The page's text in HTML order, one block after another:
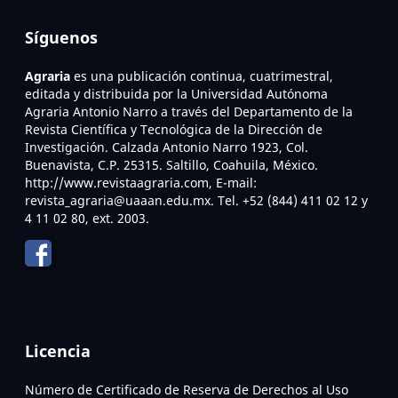
Síguenos
Agraria es una publicación continua, cuatrimestral,
editada y distribuida por la Universidad Autónoma
Agraria Antonio Narro a través del Departamento de la
Revista Científica y Tecnológica de la Dirección de
Investigación. Calzada Antonio Narro 1923, Col.
Buenavista, C.P. 25315. Saltillo, Coahuila, México.
http://www.revistaagraria.com, E-mail:
revista_agraria@uaaan.edu.mx. Tel. +52 (844) 411 02 12 y
4 11 02 80, ext. 2003.
Licencia
Número de Certificado de Reserva de Derechos al Uso